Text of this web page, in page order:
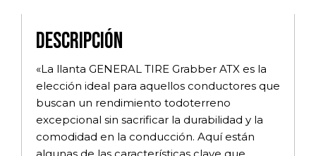
Descripción
«La llanta GENERAL TIRE Grabber ATX es la
elección ideal para aquellos conductores que
buscan un rendimiento todoterreno
excepcional sin sacrificar la durabilidad y la
comodidad en la conducción. Aquí están